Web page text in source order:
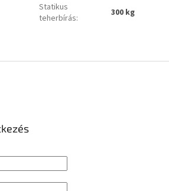
Statikus
teherbírás: 300 kg